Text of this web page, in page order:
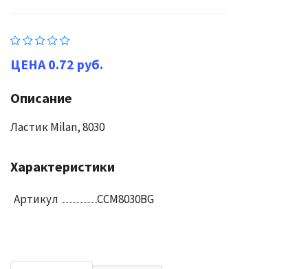
0.72 руб.
Описание
Ластик Milan, 8030
Характеристики
Артикул CCM8030BG